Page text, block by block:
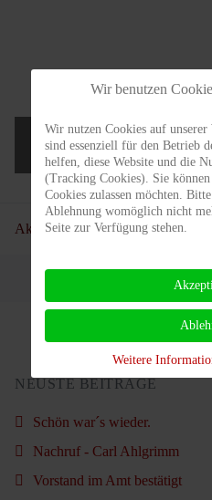
Nur für
Aktuelle Seite:Startseite Verein
NEUSTE BEITRÄGE
Schön war´s wieder.
Nachruf - Carl Ahlgrimm
Vorstand im Amt bestätigt
Wir benutzen
Wir nutzen Cookies auf
sind essenziell für den Betrieb
helfen, diese Website und die
(Tracking Cookies). Sie
Cookies zulassen möchten.
Ablehnung womöglich nicht
Seite zur Verfügung stehen.
Weitere